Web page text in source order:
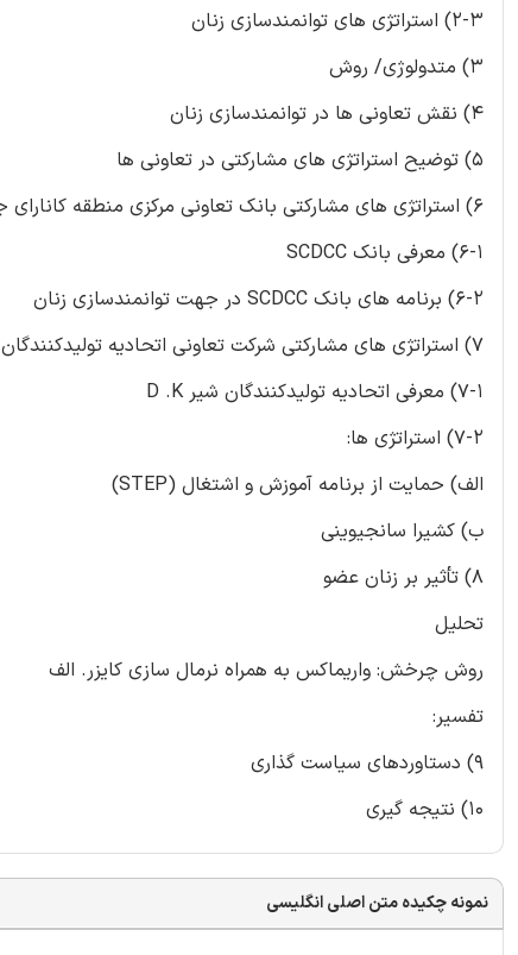
2-3) استراتژی های توانمندسازی زنان
3) متدولوژی/ روش
4) نقش تعاونی ها در توانمندسازی زنان
5) توضیح استراتژی های مشارکتی در تعاونی ها
6) استراتژی های مشارکتی بانک تعاونی مرکزی منطقه کانارای جنوبی
6-1) معرفی بانک SCDCC
6-2) برنامه های بانک SCDCC در جهت توانمندسازی زنان
7) استراتژی های مشارکتی شرکت تعاونی اتحادیه تولیدکنندگان داکشینا کانادا
7-1) معرفی اتحادیه تولیدکنندگان شیر D .K
7-2) استراتژی ها:
الف) حمایت از برنامه آموزش و اشتغال (STEP)
ب) کشیرا سانجیوینی
8) تأثیر بر زنان عضو
تحلیل
روش چرخش: واریماکس به همراه نرمال سازی کایزر. الف
تفسیر:
9) دستاوردهای سیاست گذاری
10) نتیجه گیری
نمونه چکیده متن اصلی انگلیسی